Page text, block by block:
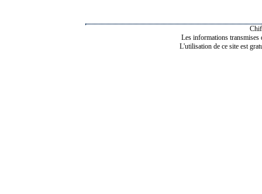
Les informations transmises
L'utilisation de ce site est